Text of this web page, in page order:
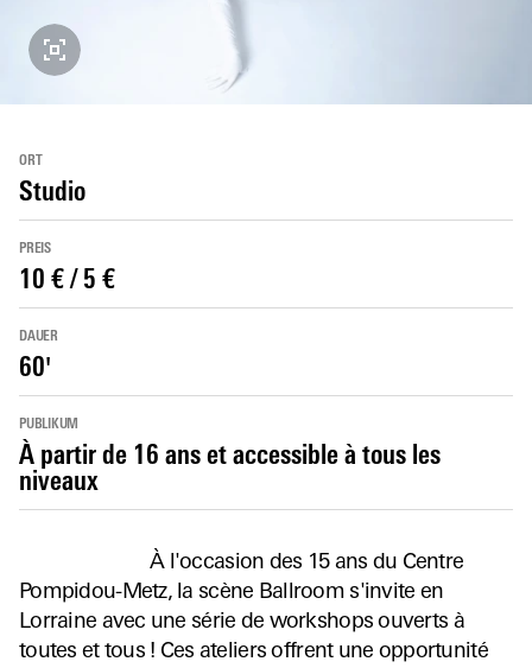
ORT
Studio
PREIS
10 € / 5 €
DAUER
60'
PUBLIKUM
À partir de 16 ans et accessible à tous les
niveaux
À l'occasion des 15 ans du Centre
Pompidou-Metz, la scène Ballroom s'invite en
Lorraine avec une série de workshops ouverts à
toutes et tous ! Ces ateliers offrent une opportunité